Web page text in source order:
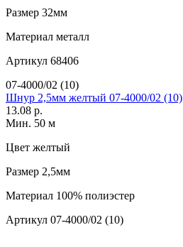
Размер 32мм
Материал металл
Артикул 68406
07-4000/02 (10)
Шнур 2,5мм желтый 07-4000/02 (10)
13.08 р.
Мин. 50 м
Цвет желтый
Размер 2,5мм
Материал 100% полиэстер
Артикул 07-4000/02 (10)